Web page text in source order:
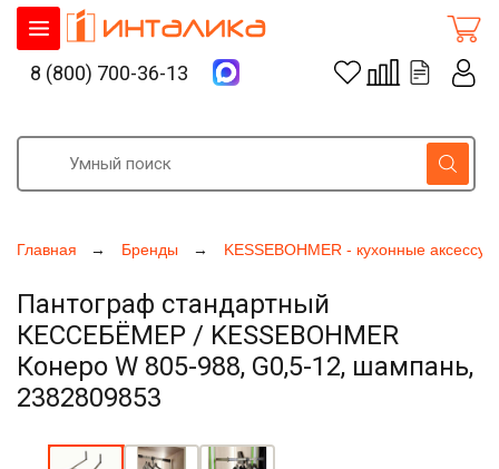
Главная Бренды KESSEBOHMER - кухонные
Пантограф стандартный
КЕССЕБЁМЕР / KESSEBOHMER
Конеро W 805-988, G0,5-12, шампань,
2382809853
8 (800) 700-36-13